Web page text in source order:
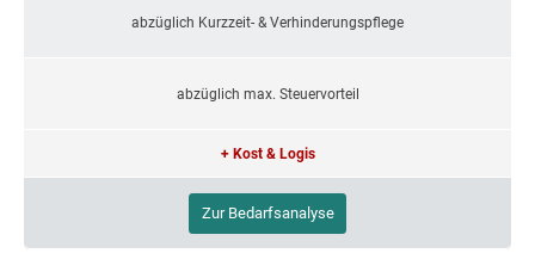
abzüglich Kurzzeit- & Verhinderungspflege
abzüglich max. Steuervorteil
+ Kost & Logis
Zur Bedarfsanalyse